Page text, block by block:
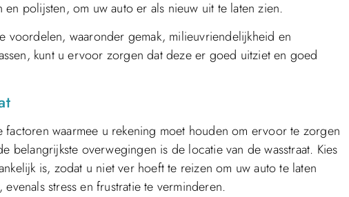
en polijsten, om uw auto er als nieuw uit te laten zien.
voordelen, waaronder gemak, milieuvriendelijkheid en
kunt u ervoor zorgen dat deze er goed uitziet en goed
waarmee u rekening moet houden om ervoor te zorgen
overwegingen is de locatie van de wasstraat. Kies
is, zodat u niet ver hoeft te reizen om uw auto te laten
stress en frustratie te verminderen.